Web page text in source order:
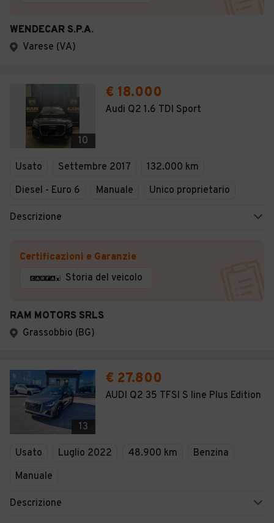
WENDECAR S.P.A.
Varese (VA)
10
€ 18.000
Audi Q2 1.6 TDI Sport
Usato Settembre 2017
132.000 km
Diesel - Euro 6
Manuale Unico proprietario
Descrizione
Certificazioni e Garanzie
Storia del veicolo
RAM MOTORS SRLS
Grassobbio (BG)
13
€ 27.800
AUDI Q2 35 TFSI S line Plus Edition
Usato Luglio 2022 48.900 km
Benzina
Manuale
Descrizione